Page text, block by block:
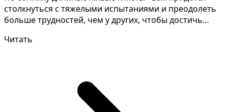
столкнуться с тяжелыми испытаниями и преодолеть
больше трудностей, чем у других, чтобы достичь
Читать